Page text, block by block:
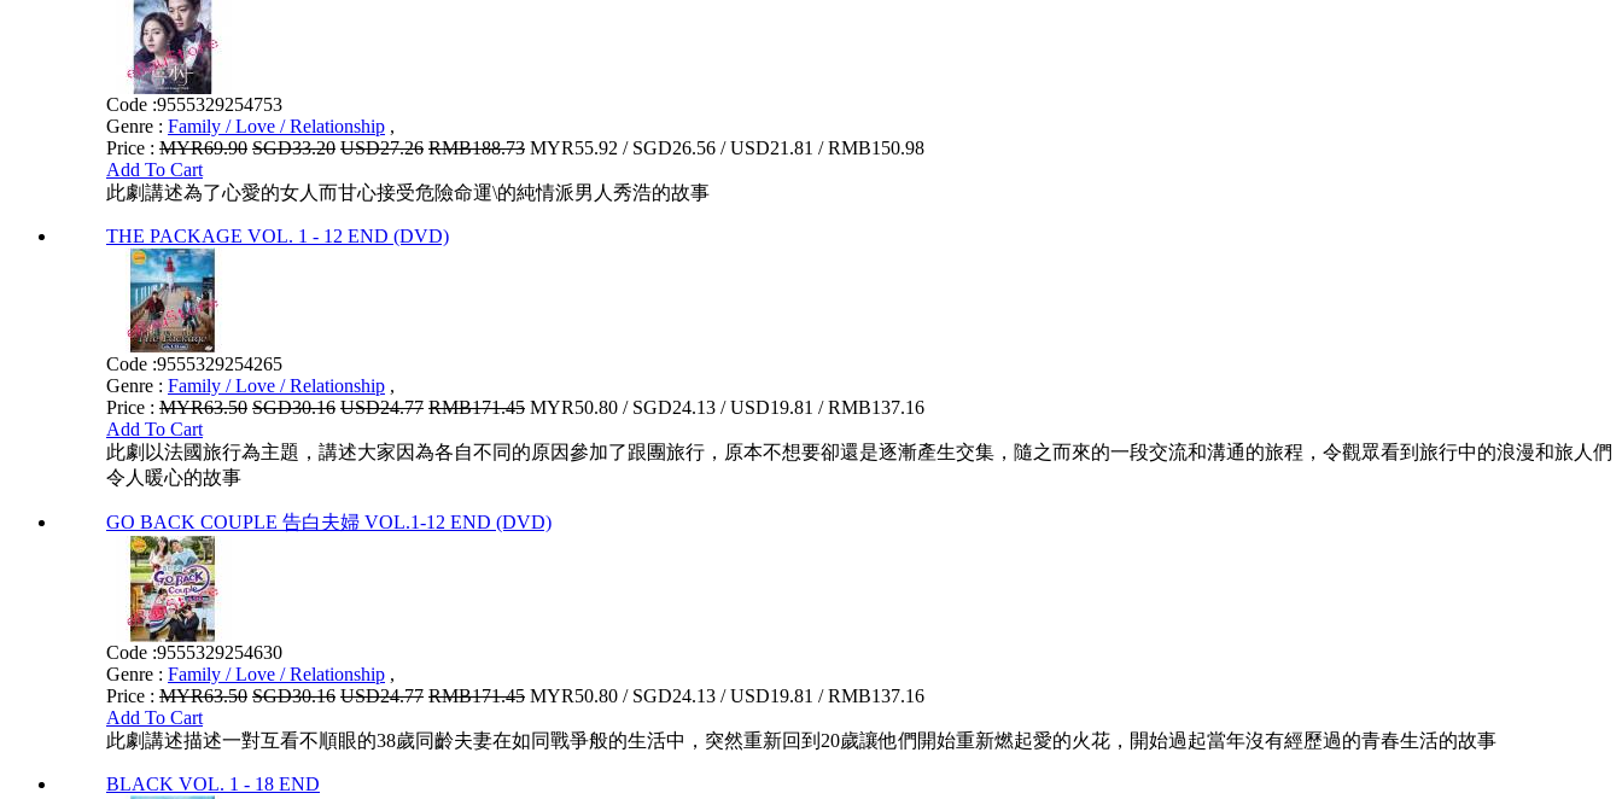
Code :9555329254753
Genre : Family / Love / Relationship ,
Price : MYR69.90 SGD33.20 USD27.26 RMB188.73 MYR55.92 / SGD26.56 / USD21.81 / RMB150.98
Add To Cart
此劇講述為了心愛的女人而甘心接受危險命運\的純情派男人秀浩的故事
THE PACKAGE VOL. 1 - 12 END (DVD)
Code :9555329254265
Genre : Family / Love / Relationship ,
Price : MYR63.50 SGD30.16 USD24.77 RMB171.45 MYR50.80 / SGD24.13 / USD19.81 / RMB137.16
Add To Cart
此劇以法國旅行為主題，講述大家因為各自不同的原因參加了跟團旅行，原本不想要卻還是逐漸產生交集，隨之而來的一段交流和溝通的旅程，令觀眾看到旅行中的浪漫和旅人們
令人暖心的故事
GO BACK COUPLE 告白夫婦 VOL.1-12 END (DVD)
Code :9555329254630
Genre : Family / Love / Relationship ,
Price : MYR63.50 SGD30.16 USD24.77 RMB171.45 MYR50.80 / SGD24.13 / USD19.81 / RMB137.16
Add To Cart
此劇講述描述一對互看不順眼的38歲同齡夫妻在如同戰爭般的生活中，突然重新回到20歲讓他們開始重新燃起愛的火花，開始過起當年沒有經歷過的青春生活的故事
BLACK VOL. 1 - 18 END